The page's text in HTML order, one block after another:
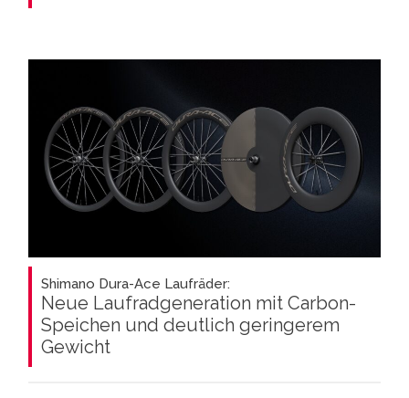
Shimano Dura-Ace Laufräder:
Neue Laufradgeneration mit Carbon-
Speichen und deutlich geringerem
Gewicht